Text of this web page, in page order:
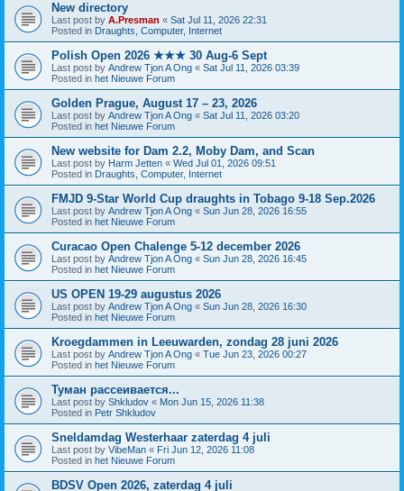
New directory
Last post by A.Presman « Sat Jul 11, 2026 22:31
Posted in Draughts, Computer, Internet
Polish Open 2026 ★★★ 30 Aug-6 Sept
Last post by Andrew Tjon A Ong « Sat Jul 11, 2026 03:39
Posted in het Nieuwe Forum
Golden Prague, August 17 – 23, 2026
Last post by Andrew Tjon A Ong « Sat Jul 11, 2026 03:20
Posted in het Nieuwe Forum
New website for Dam 2.2, Moby Dam, and Scan
Last post by Harm Jetten « Wed Jul 01, 2026 09:51
Posted in Draughts, Computer, Internet
FMJD 9-Star World Cup draughts in Tobago 9-18 Sep.2026
Last post by Andrew Tjon A Ong « Sun Jun 28, 2026 16:55
Posted in het Nieuwe Forum
Curacao Open Chalenge 5-12 december 2026
Last post by Andrew Tjon A Ong « Sun Jun 28, 2026 16:45
Posted in het Nieuwe Forum
US OPEN 19-29 augustus 2026
Last post by Andrew Tjon A Ong « Sun Jun 28, 2026 16:30
Posted in het Nieuwe Forum
Kroegdammen in Leeuwarden, zondag 28 juni 2026
Last post by Andrew Tjon A Ong « Tue Jun 23, 2026 00:27
Posted in het Nieuwe Forum
Туман рассеивается...
Last post by Shkludov « Mon Jun 15, 2026 11:38
Posted in Petr Shkludov
Sneldamdag Westerhaar zaterdag 4 juli
Last post by VibeMan « Fri Jun 12, 2026 11:08
Posted in het Nieuwe Forum
BDSV Open 2026, zaterdag 4 juli